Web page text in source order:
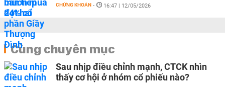
CHỨNG KHOÁN - 16:47 | 12/05/2026
Cùng chuyên mục
Sau nhịp điều chỉnh mạnh, CTCK nhìn
thấy cơ hội ở nhóm cổ phiếu nào?